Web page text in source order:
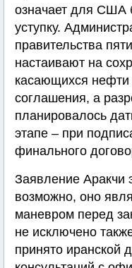
означает для США
уступку.
правительства
настаивают на
касающихся нефти
соглашения, а
планировалось
этапе – при
финального
Заявление Аракчи
возможно, оно
маневром перед
не исключено
принято иранской